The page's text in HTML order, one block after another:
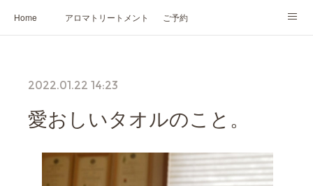
Home アロマトリートメント ご予約
プロフィール
2022.01.22 14:23
愛おしいタオルのこと。